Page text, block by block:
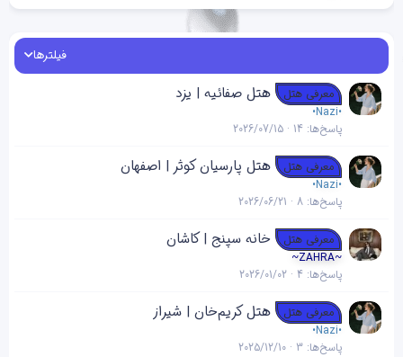
فیلترها
معرفی هتل هتل صفائیه | یزد
•Nazi•
پاسخ‌ها 14
2026/07/15
معرفی هتل هتل پارسیان کوثر | اصفهان
•Nazi•
پاسخ‌ها 8
2026/06/21
معرفی هتل خانه سپنج | کاشان
~ZAHRA~
پاسخ‌ها 4
2026/01/02
معرفی هتل هتل کریم‌‌خان | شیراز
•Nazi•
پاسخ‌ها 3
2025/12/10